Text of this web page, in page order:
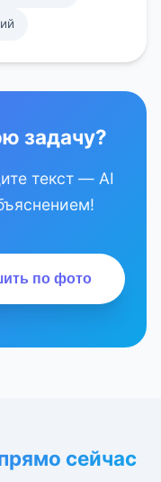
задачу?
текст — AI
по фото
сейчас